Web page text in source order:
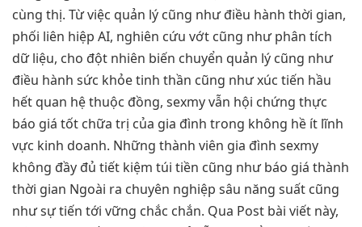
cùng thị. Từ việc quản lý cũng như điều hành thời gian,
phối liên hiệp AI, nghiên cứu vớt cũng như phân tích
dữ liệu, cho đột nhiên biến chuyển quản lý cũng như
điều hành sức khỏe tinh thần cũng như xúc tiến hầu
hết quan hệ thuộc đồng, sexmy vẫn hội chứng thực
báo giá tốt chữa trị của gia đình trong không hề ít lĩnh
vực kinh doanh. Những thành viên gia đình sexmy
không đầy đủ tiết kiệm túi tiền cũng như báo giá thành
thời gian Ngoài ra chuyên nghiệp sâu năng suất cũng
như sự tiến tới vững chắc chắn. Qua Post bài viết này,